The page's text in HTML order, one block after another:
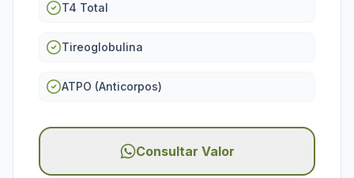
T4 Total
Tireoglobulina
ATPO (Anticorpos)
Consultar Valor